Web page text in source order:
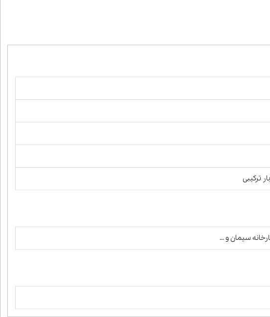
ترکیبی
سیمان و ...